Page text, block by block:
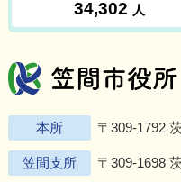
本所 〒309-1792
笠間支所 〒309-1698